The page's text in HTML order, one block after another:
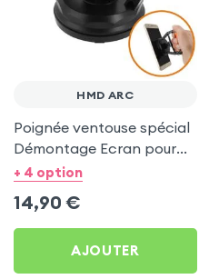
HMD ARC
Poignée ventouse spécial
Démontage Ecran pour
HMD Arc
+ 4 option
14,90 €
AJOUTER